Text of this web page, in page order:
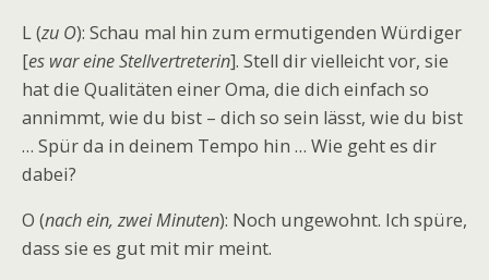
L (zu O): Schau mal hin zum ermutigenden Würdiger
[es war eine Stellvertreterin]. Stell dir vielleicht vor, sie
hat die Qualitäten einer Oma, die dich einfach so
annimmt, wie du bist – dich so sein lässt, wie du bist
… Spür da in deinem Tempo hin … Wie geht es dir
dabei?
O (nach ein, zwei Minuten): Noch ungewohnt. Ich spüre,
dass sie es gut mit mir meint.